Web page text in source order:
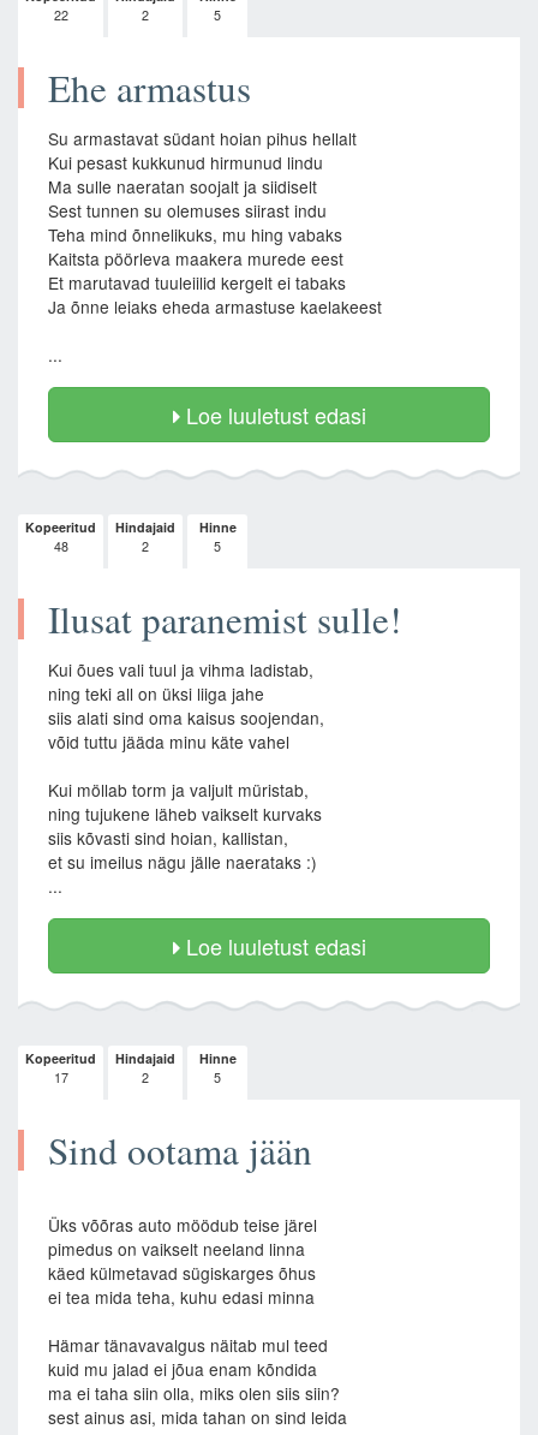
22
2
5
Ehe armastus
Su armastavat südant hoian pihus hellalt
Kui pesast kukkunud hirmunud lindu
Ma sulle naeratan soojalt ja siidiselt
Sest tunnen su olemuses siirast indu
Teha mind õnnelikuks, mu hing vabaks
Kaitsta pöörleva maakera murede eest
Et marutavad tuuleiilid kergelt ei tabaks
Ja õnne leiaks eheda armastuse kaelakeest
...
Loe luuletust edasi
Kopeeritud
48
Hindajaid
2
Hinne
5
Ilusat paranemist sulle!
Kui õues vali tuul ja vihma ladistab,
ning teki all on üksi liiga jahe
siis alati sind oma kaisus soojendan,
võid tuttu jääda minu käte vahel
Kui möllab torm ja valjult müristab,
ning tujukene läheb vaikselt kurvaks
siis kõvasti sind hoian, kallistan,
et su imeilus nägu jälle naerataks :)
...
Loe luuletust edasi
Kopeeritud
17
Hindajaid
2
Hinne
5
Sind ootama jään
Üks võõras auto möödub teise järel
pimedus on vaikselt neeland linna
käed külmetavad sügiskarges õhus
ei tea mida teha, kuhu edasi minna
Hämar tänavavalgus näitab mul teed
kuid mu jalad ei jõua enam kõndida
ma ei taha siin olla, miks olen siis siin?
sest ainus asi, mida tahan on sind leida